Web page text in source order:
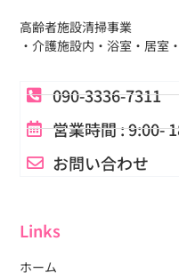
Links
ホーム
高齢者施設清掃事業
・介護施設内・浴室・居室
090-3336-7311
営業時間 : 9:00-
お問い合わせ